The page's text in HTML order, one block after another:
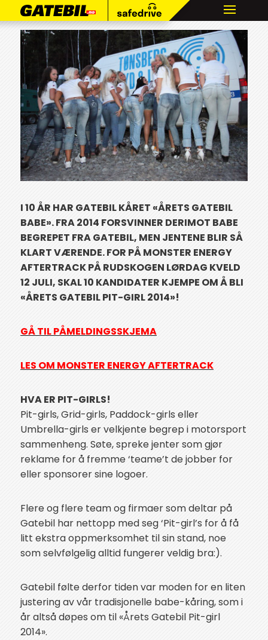
I 10 ÅR HAR GATEBIL KÅRET «ÅRETS GATEBIL
BABE». FRA 2014 FORSVINNER DERIMOT BABE
BEGREPET FRA GATEBIL, MEN JENTENE BLIR SÅ
KLART VÆRENDE. FOR PÅ MONSTER ENERGY
AFTERTRACK PÅ RUDSKOGEN LØRDAG KVELD
12 JULI, SKAL 10 KANDIDATER KJEMPE OM Å BLI
«ÅRETS GATEBIL PIT-GIRL 2014»!
GÅ TIL PÅMELDINGSSKJEMA
LES OM MONSTER ENERGY AFTERTRACK
HVA ER PIT-GIRLS!
Pit-girls, Grid-girls, Paddock-girls eller
Umbrella-girls er velkjente begrep i motorsport
sammenheng. Søte, spreke jenter som gjør
reklame for å fremme ‘teame’t de jobber for
eller sponsorer sine logoer.
Flere og flere team og firmaer som deltar på
Gatebil har nettopp med seg ‘Pit-girl’s for å få
litt ekstra oppmerksomhet til sin stand, noe
som selvfølgelig alltid fungerer veldig bra:).
Gatebil følte derfor tiden var moden for en liten
justering av vår tradisjonelle babe-kåring, som i
år altså døpes om til «Årets Gatebil Pit-girl
2014».